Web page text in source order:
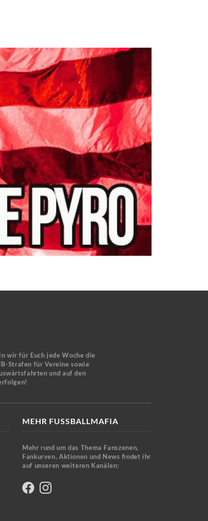
wir für Euch jede Woche die
Strafen für Vereine sowie
und auf den
MEHR FUSSBALLMAFIA
Mehr rund um das Thema Fanszenen,
Fankurven, Aktionen und News findet ihr
auf unseren weiteren Kanälen: